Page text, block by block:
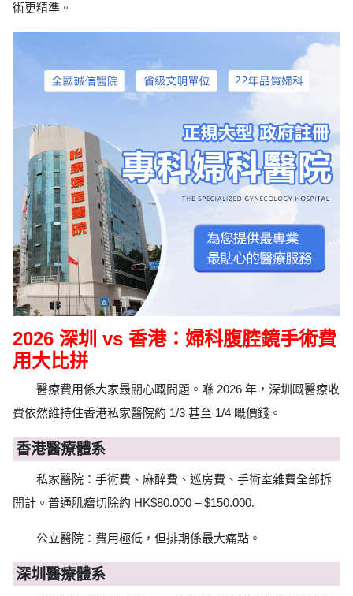
術更精準。
2026 深圳 vs 香港：婦科腹腔鏡手術費
用大比拼
醫療費用係大家最關心嘅問題。喺 2026 年，深圳嘅醫療收
費依然維持住香港私家醫院約 1/3 甚至 1/4 嘅價錢。
香港醫療體系
私家醫院：手術費、麻醉費、巡房費、手術室雜費全部拆
開計。普通肌瘤切除約 HK$80.000 – $150.000.
公立醫院：費用極低，但排期係最大痛點。
深圳醫療體系